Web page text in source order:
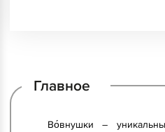
Главное
Во́внушки –